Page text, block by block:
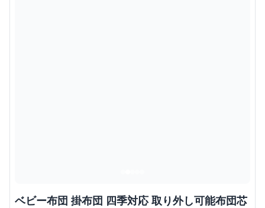
ベビー布団 掛布団 四季対応 取り外し可能布団芯